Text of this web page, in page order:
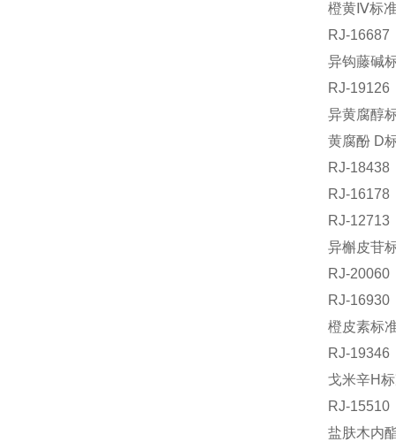
橙黄Ⅳ标
RJ-
异钩藤碱
RJ-
异黄腐醇
黄腐酚 D
RJ-
RJ-
RJ-
异槲皮苷
RJ-
RJ-
橙皮素标
RJ-
戈米辛H
RJ-
盐肤木内